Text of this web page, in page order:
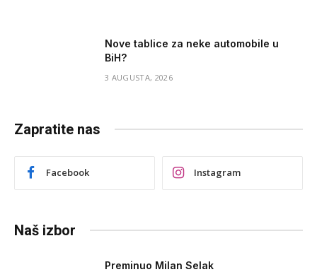
Nove tablice za neke automobile u
BiH?
3 AUGUSTA, 2026
Zapratite nas
Facebook Instagram
Naš izbor
Preminuo Milan Selak